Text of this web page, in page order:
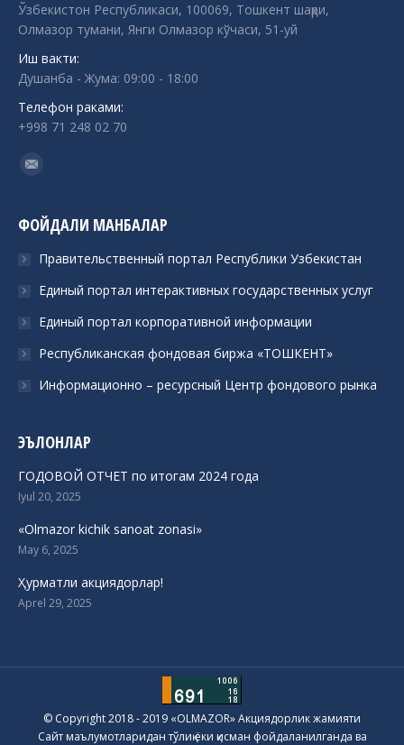
Ўзбекистон Республикаси, 100069, Тошкент шаҳри,
Олмазор тумани, Янги Олмазор кўчаси, 51-уй
Иш вакти:
Душанба - Жума: 09:00 - 18:00
Телефон раками:
+998 71 248 02 70
Find us on:
Mail
ФОЙДАЛИ МАНБАЛАР
Правительственный портал Республики Узбекистан
Единый портал интерактивных государственных услуг
Единый портал корпоративной информации
Республиканская фондовая биржа «ТОШКЕНТ»
Информационно – ресурсный Центр фондового рынка
ЭЪЛОНЛАР
ГОДОВОЙ ОТЧЕТ по итогам 2024 года
Iyul 20, 2025
«Olmazor kichik sanoat zonasi»
May 6, 2025
Ҳурматли акциядорлар!
Aprel 29, 2025
© Copyright 2018 - 2019 «OLMAZOR» Акциядорлик жамияти
Сайт маълумотларидан тўлиқ ёки қисман фойдаланилганда ва